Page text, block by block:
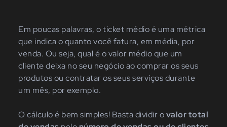
Em poucas palavras, o ticket médio é uma métrica
que indica o quanto você fatura, em média, por
venda. Ou seja, qual é o valor médio que um
cliente deixa no seu negócio ao comprar os seus
produtos ou contratar os seus serviços durante
um mês, por exemplo.
O cálculo é bem simples! Basta dividir ovalor total